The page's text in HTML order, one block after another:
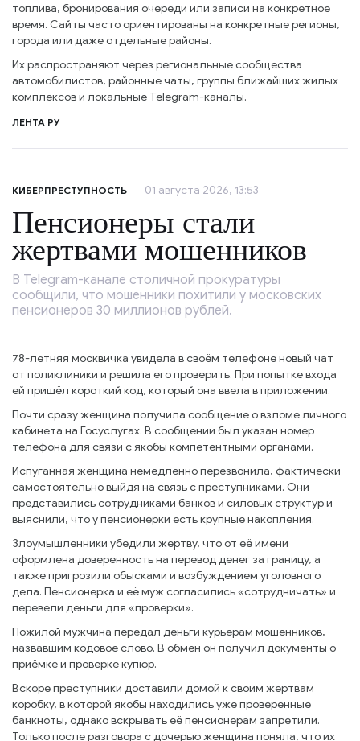
топлива, бронирования очереди или записи на конкретное
время. Сайты часто ориентированы на конкретные регионы,
города или даже отдельные районы.
Их распространяют через региональные сообщества
автомобилистов, районные чаты, группы ближайших жилых
комплексов и локальные Telegram-каналы.
ЛЕНТА РУ
КИБЕРПРЕСТУПНОСТЬ 01 августа 2026, 13:53
Пенсионеры стали
жертвами мошенников
В Telegram-канале столичной прокуратуры
сообщили, что мошенники похитили у московских
пенсионеров 30 миллионов рублей.
78-летняя москвичка увидела в своём телефоне новый чат
от поликлиники и решила его проверить. При попытке входа
ей пришёл короткий код, который она ввела в приложении.
Почти сразу женщина получила сообщение о взломе личного
кабинета на Госуслугах. В сообщении был указан номер
телефона для связи с якобы компетентными органами.
Испуганная женщина немедленно перезвонила, фактически
самостоятельно выйдя на связь с преступниками. Они
представились сотрудниками банков и силовых структур и
выяснили, что у пенсионерки есть крупные накопления.
Злоумышленники убедили жертву, что от её имени
оформлена доверенность на перевод денег за границу, а
также пригрозили обысками и возбуждением уголовного
дела. Пенсионерка и её муж согласились «сотрудничать» и
перевели деньги для «проверки».
Пожилой мужчина передал деньги курьерам мошенников,
назвавшим кодовое слово. В обмен он получил документы о
приёмке и проверке купюр.
Вскоре преступники доставили домой к своим жертвам
коробку, в которой якобы находились уже проверенные
банкноты, однако вскрывать её пенсионерам запретили.
Только после разговора с дочерью женщина поняла, что их